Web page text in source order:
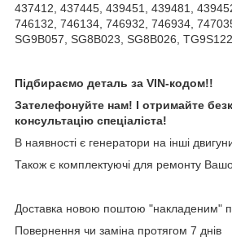
437412, 437445, 439451, 439481,
746132, 746134, 746932, 746934,
SG9B057, SG8B023, SG8B026, TG9S122
Підбираємо деталь за VIN-кодом!!
Зателефонуйте нам! І отримайте
консультацію спеціаліста!
В наявності є генератори на інші
Також є комплектуючі для ремонту
Доставка новою поштою "накладеним"
Повернення чи заміна протягом 7 днів